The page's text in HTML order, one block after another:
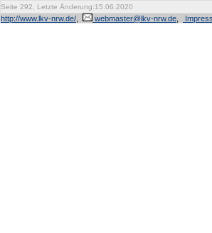
Seite 292, Letzte Änderung:15.06.2020
http://www.lkv-nrw.de/ webmaster@lkv-nrw.de